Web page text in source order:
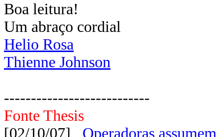
Boa leitura!
Um abraço cordial
Helio Rosa
Thienne Johnson
---------------------------
Fonte Thesis
[02/10/07] Operadoras